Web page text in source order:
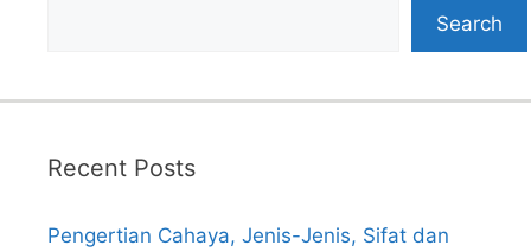
Search
Recent Posts
Pengertian Cahaya, Jenis-Jenis, Sifat dan